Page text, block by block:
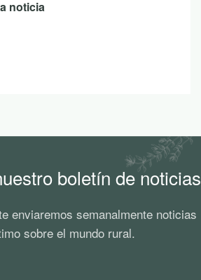
noticia
boletín de noticias
enviaremos semanalmente noticias
sobre el mundo rural.